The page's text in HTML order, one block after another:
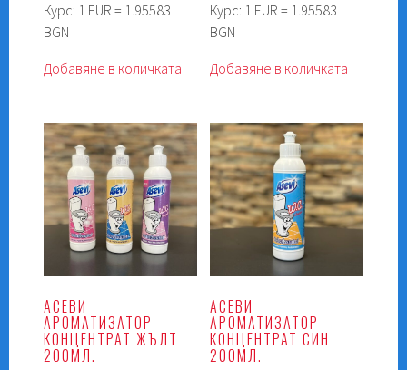
Курс: 1 EUR = 1.95583
BGN
Добавяне в количката
Курс: 1 EUR = 1.95583
BGN
Добавяне в количката
АСЕВИ
АРОМАТИЗАТОР
КОНЦЕНТРАТ ЖЪЛТ
200МЛ.
АСЕВИ
АРОМАТИЗАТОР
КОНЦЕНТРАТ СИН
200МЛ.